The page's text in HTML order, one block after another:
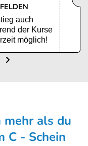
auch
der Kurse
möglich!
mehr als du
C - Schein